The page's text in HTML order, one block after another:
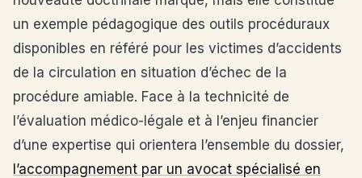
un exemple pédagogique des outils procéduraux
disponibles en référé pour les victimes d’accidents
de la circulation en situation d’échec de la
procédure amiable. Face à la technicité de
l’évaluation médico-légale et à l’enjeu financier
d’une expertise qui orientera l’ensemble du dossier,
l’accompagnement par un avocat spécialisé en